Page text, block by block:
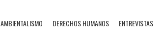
AMBIENTALISMO DERECHOS HUMANOS ENTREVISTAS